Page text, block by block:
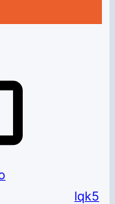
lqk5